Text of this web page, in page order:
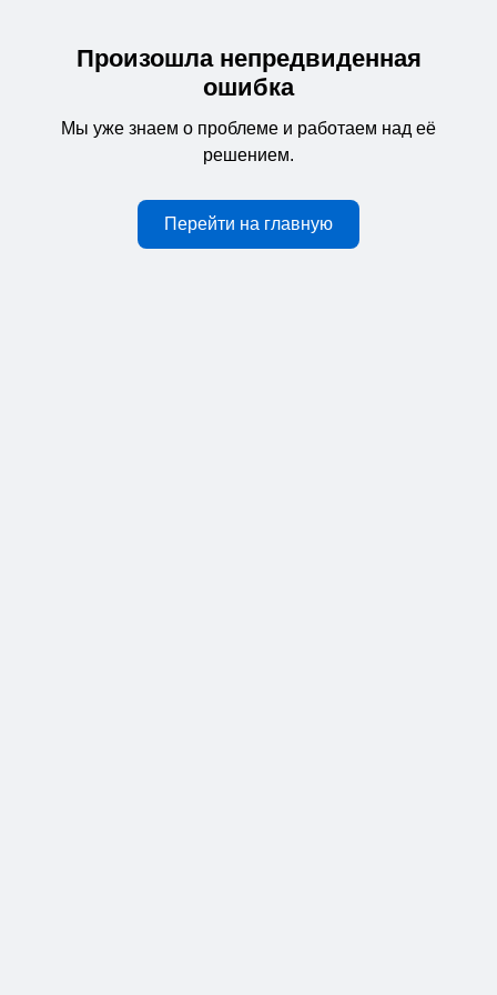
Произошла непредвиденная
ошибка
Мы уже знаем о проблеме и работаем над её
решением.
Перейти на главную